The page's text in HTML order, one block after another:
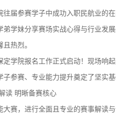
届参赛学子中成功入职民航业的
学妹分享赛场实战心得与行业发
热烈。
学院报名工作正式启动！现场响
参赛、专业能力提升奠定了坚实基
读 明晰备赛核心
大赛，进行全面且专业的赛事解读